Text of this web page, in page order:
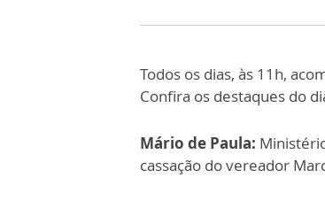
Todos os dias, às 11h,
Confira os destaques do
Mário de Paula:
cassação do vereador